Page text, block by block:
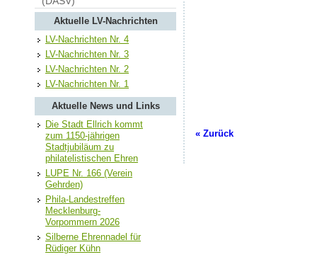
Aktuelle LV-Nachrichten
LV-Nachrichten Nr. 4
LV-Nachrichten Nr. 3
LV-Nachrichten Nr. 2
LV-Nachrichten Nr. 1
Aktuelle News und Links
Die Stadt Ellrich kommt
zum 1150-jährigen
Stadtjubiläum zu
philatelistischen Ehren
LUPE Nr. 166 (Verein
Gehrden)
Phila-Landestreffen
Mecklenburg-
Vorpommern 2026
Silberne Ehrennadel für
Rüdiger Kühn
« Zurück